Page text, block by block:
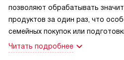
позволяют обрабатывать
продуктов за один раз, что
семейных покупок или
Читать подробнее